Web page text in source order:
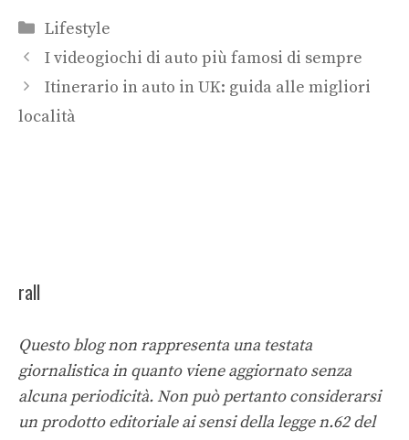
Categorie
Lifestyle
I videogiochi di auto più famosi di sempre
Itinerario in auto in UK: guida alle migliori
località
rall
Questo blog non rappresenta una testata
giornalistica in quanto viene aggiornato senza
alcuna periodicità. Non può pertanto considerarsi
un prodotto editoriale ai sensi della legge n.62 del